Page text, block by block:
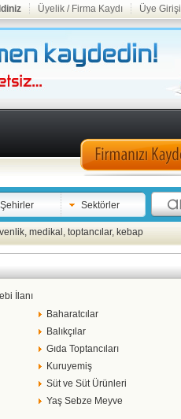
Üyelik / Firma Kaydı Üye Girişi
Şehirler Sektörler
, medikal , toptancılar, kebap
İlanı
Baharatcılar
Balıkçılar
Gıda Toptancıları
Kuruyemiş
Süt ve Süt Ürünleri
Yaş Sebze Meyve